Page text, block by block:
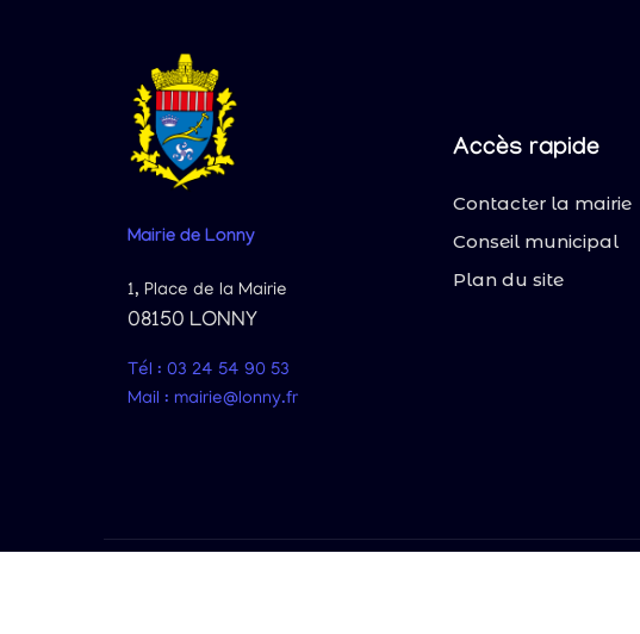
Mairie de Lonny
1, Place de la Mairie
08150 LONNY
Tél : 03 24 54 90 53
Mail : mairie@lonny.fr
Accès rapide
Contacter la mairie
Conseil municipal
Plan du site